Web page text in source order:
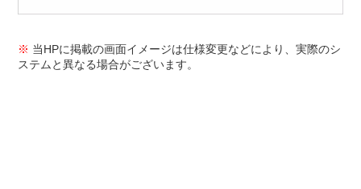
※ 当HPに掲載の画面イメージは仕様変更などにより、実際のシ
ステムと異なる場合がございます。